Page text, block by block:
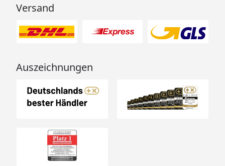
Versand
Auszeichnungen